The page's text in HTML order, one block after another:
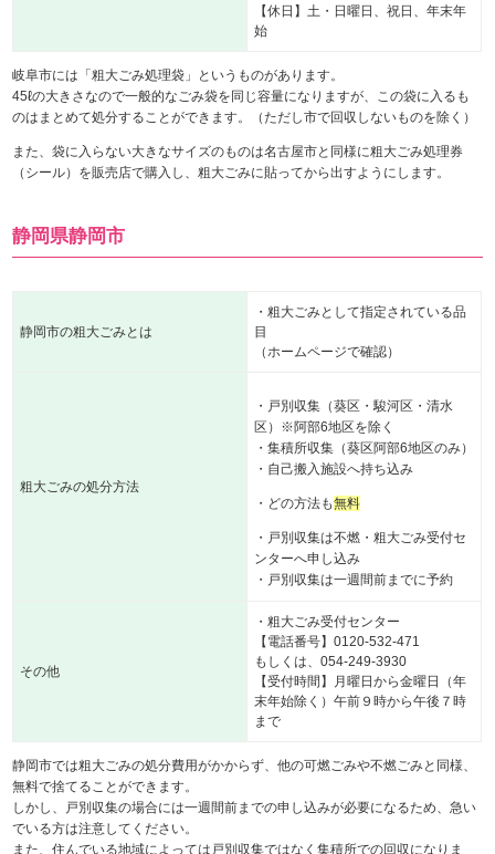
【休日】土・日曜日、祝日、年末年
始
岐阜市には「粗大ごみ処理袋」というものがあります。
45ℓの大きさなので一般的なごみ袋を同じ容量になりますが、この袋に入るも
のはまとめて処分することができます。（ただし市で回収しないものを除く）
また、袋に入らない大きなサイズのものは名古屋市と同様に粗大ごみ処理券
（シール）を販売店で購入し、粗大ごみに貼ってから出すようにします。
静岡県静岡市
静岡市の粗大ごみとは
・粗大ごみとして指定されている品
目
（ホームページで確認）
粗大ごみの処分方法
・戸別収集（葵区・駿河区・清水
区）※阿部6地区を除く
・集積所収集（葵区阿部6地区のみ）
・自己搬入施設へ持ち込み
・どの方法も無料
・戸別収集は不燃・粗大ごみ受付セ
ンターへ申し込み
・戸別収集は一週間前までに予約
その他
・粗大ごみ受付センター
【電話番号】0120-532-471
もしくは、054-249-3930
【受付時間】月曜日から金曜日（年
末年始除く）午前９時から午後７時
まで
静岡市では粗大ごみの処分費用がかからず、他の可燃ごみや不燃ごみと同様、
無料で捨てることができます。
しかし、戸別収集の場合には一週間前までの申し込みが必要になるため、急い
でいる方は注意してください。
また、住んでいる地域によっては戸別収集ではなく集積所での回収になりま